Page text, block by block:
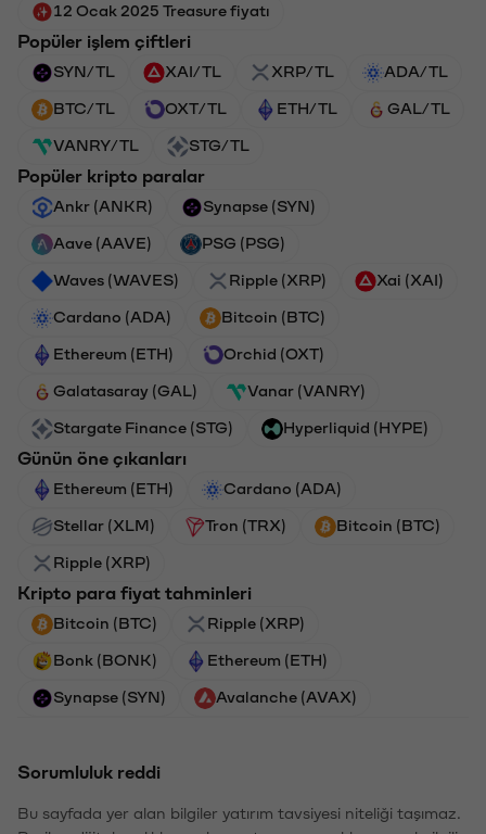
12 Ocak 2025 Treasure fiyatı
Popüler işlem çiftleri
SYN/TL XAI/TL XRP/TL ADA/TL
BTC/TL OXT/TL ETH/TL GAL/TL
VANRY/TL STG/TL
Popüler kripto paralar
Ankr (ANKR) Synapse (SYN)
Aave (AAVE) PSG (PSG)
Waves (WAVES) Ripple (XRP) Xai (XAI)
Cardano (ADA) Bitcoin (BTC)
Ethereum (ETH) Orchid (OXT)
Galatasaray (GAL) Vanar (VANRY)
Stargate Finance (STG) Hyperliquid (HYPE)
Günün öne çıkanları
Ethereum (ETH) Cardano (ADA)
Stellar (XLM) Tron (TRX) Bitcoin (BTC)
Ripple (XRP)
Kripto para fiyat tahminleri
Bitcoin (BTC) Ripple (XRP)
Bonk (BONK) Ethereum (ETH)
Synapse (SYN) Avalanche (AVAX)
Sorumluluk reddi
Bu sayfada yer alan bilgiler yatırım tavsiyesi niteliği taşımaz.